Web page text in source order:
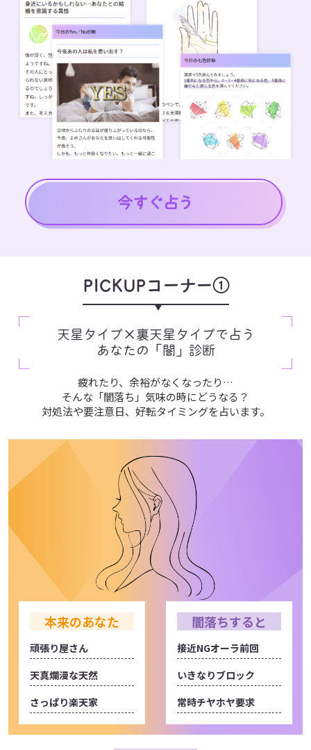
PICKUPコーナー①
天星タイプ×裏天星タイプで占う
あなたの「闇」診断
疲れたり、余裕がなくなったり…
そんな「闇落ち」気味の時にどうなる？
対処法や要注意日、好転タイミングを占います。
本来のあなた
頑張り屋さん
天真爛漫な天然
さっぱり楽天家
闇落ちすると
接近NGオーラ前回
いきなりブロック
常時チヤホヤ要求